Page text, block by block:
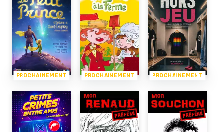
PROCHAINEMENT PROCHAINEMENT PROCHAINEMENT